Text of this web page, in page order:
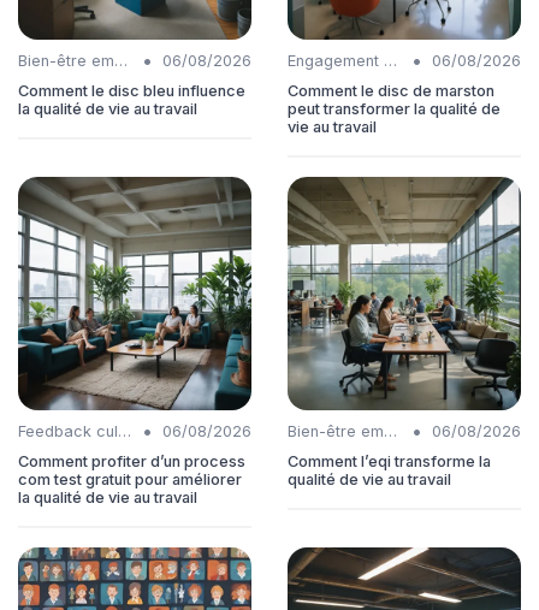
Bien-être employés •
06/08/2026
Comment le disc bleu influence
la qualité de vie au travail
Engagement collaborateurs •
06/08/2026
Comment le disc de marston
peut transformer la qualité de
vie au travail
Feedback culture •
06/08/2026
Comment profiter d’un process
com test gratuit pour améliorer
la qualité de vie au travail
Bien-être employés •
06/08/2026
Comment l’eqi transforme la
qualité de vie au travail